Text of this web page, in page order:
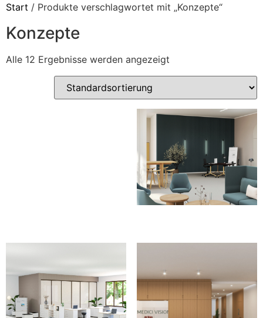
Start / Produkte verschlagwortet mit „Konzepte“
Konzepte
Alle 12 Ergebnisse werden angezeigt